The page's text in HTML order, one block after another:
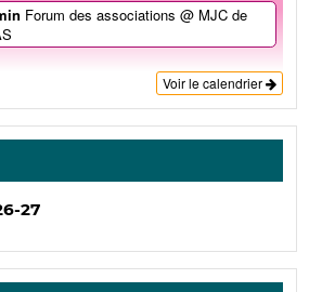
Forum des associations @ MJC de
Voir le calendrier
27